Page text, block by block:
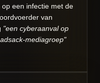
een infectie met de
van
"een cyberaanval op
mediagroep"